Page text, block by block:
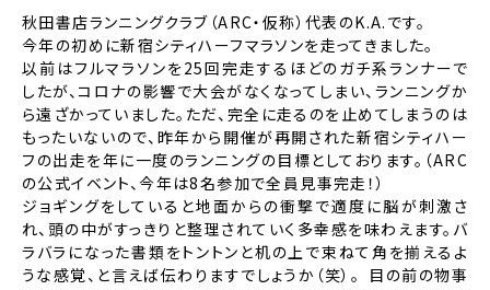
秋田書店ランニングクラブ（ARC・仮称）代表のK.A.です。
今年の初めに新宿シティハーフマラソンを走ってきました。
以前はフルマラソンを25回完走するほどのガチ系ランナーで
したが、コロナの影響で大会がなくなってしまい、ランニングか
ら遠ざかっていました。ただ、完全に走るのを止めてしまうのは
もったいないので、昨年から開催が再開された新宿シティハー
フの出走を年に一度のランニングの目標としております。（ARC
の公式イベント、今年は8名参加で全員見事完走！）
ジョギングをしていると地面からの衝撃で適度に脳が刺激さ
れ、頭の中がすっきりと整理されていく多幸感を味わえます。バ
ラバラになった書類をトントンと机の上で束ねて角を揃えるよ
うな感覚、と言えば伝わりますでしょうか（笑）。 目の前の物事